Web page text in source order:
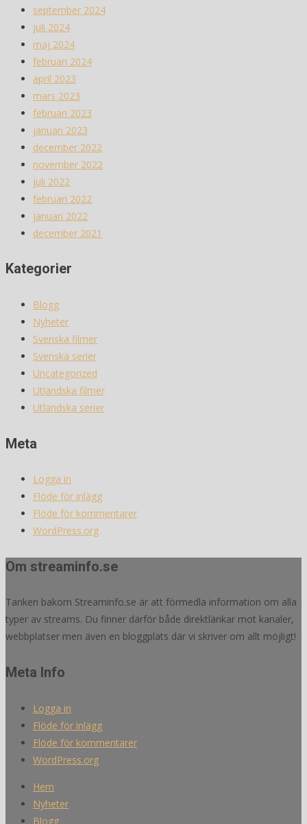
september 2024
juli 2024
maj 2024
februari 2024
april 2023
mars 2023
februari 2023
januari 2023
december 2022
november 2022
juli 2022
februari 2022
januari 2022
december 2021
Kategorier
Blogg
Nyheter
Svenska filmer
Svenska serier
Uncategorized
Utländska filmer
Utländska serier
Meta
Logga in
Flöde för inlägg
Flöde för kommentarer
WordPress.org
Om streaminfo.se
Tanken bakom Streaminfo.se är att förmedla information om alla
typer av streams. Du finner därför både direktlänkar mot kanaler,
webbplatser men även en bloggplats där vi skriver om allt möjligt!
Meta Info
Logga in
Flöde för inlägg
Flöde för kommentarer
WordPress.org
Hem
Nyheter
Blogg